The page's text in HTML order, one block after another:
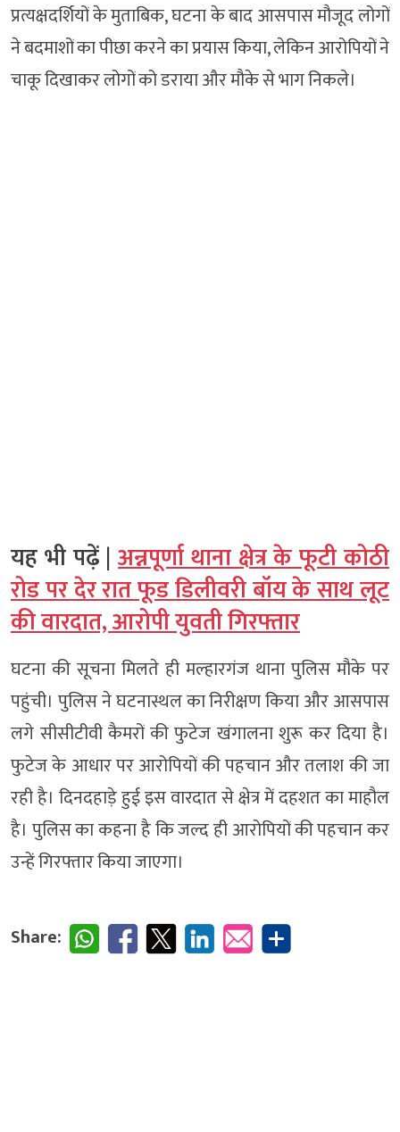
प्रत्यक्षदर्शियों के मुताबिक, घटना के बाद आसपास मौजूद लोगों
ने बदमाशों का पीछा करने का प्रयास किया, लेकिन आरोपियों ने
चाकू दिखाकर लोगों को डराया और मौके से भाग निकले।
यह भी पढ़ें |अन्नपूर्णा थाना क्षेत्र के फूटी कोठी
रोड पर देर रात फूड डिलीवरी बॉय के साथ लूट
की वारदात, आरोपी युवती गिरफ्तार
घटना की सूचना मिलते ही मल्हारगंज थाना पुलिस मौके पर
पहुंची। पुलिस ने घटनास्थल का निरीक्षण किया और आसपास
लगे सीसीटीवी कैमरों की फुटेज खंगालना शुरू कर दिया है।
फुटेज के आधार पर आरोपियों की पहचान और तलाश की जा
रही है। दिनदहाड़े हुई इस वारदात से क्षेत्र में दहशत का माहौल
है। पुलिस का कहना है कि जल्द ही आरोपियों की पहचान कर
उन्हें गिरफ्तार किया जाएगा।
Share: